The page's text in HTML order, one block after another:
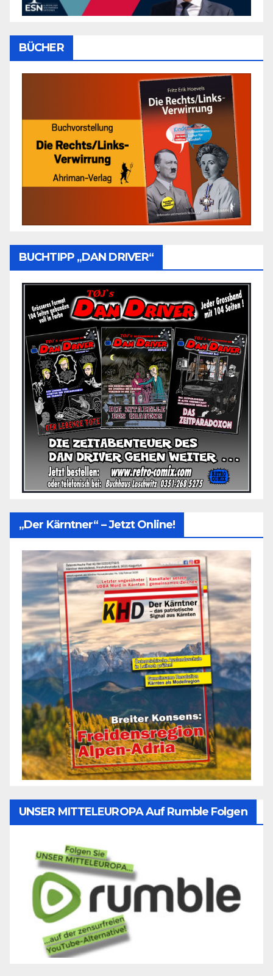
BÜCHER
BUCHTIPP „DAN DRIVER“
„Der Kärntner“ – Jetzt Online!
UNSER MITTELEUROPA Auf Rumble Folgen